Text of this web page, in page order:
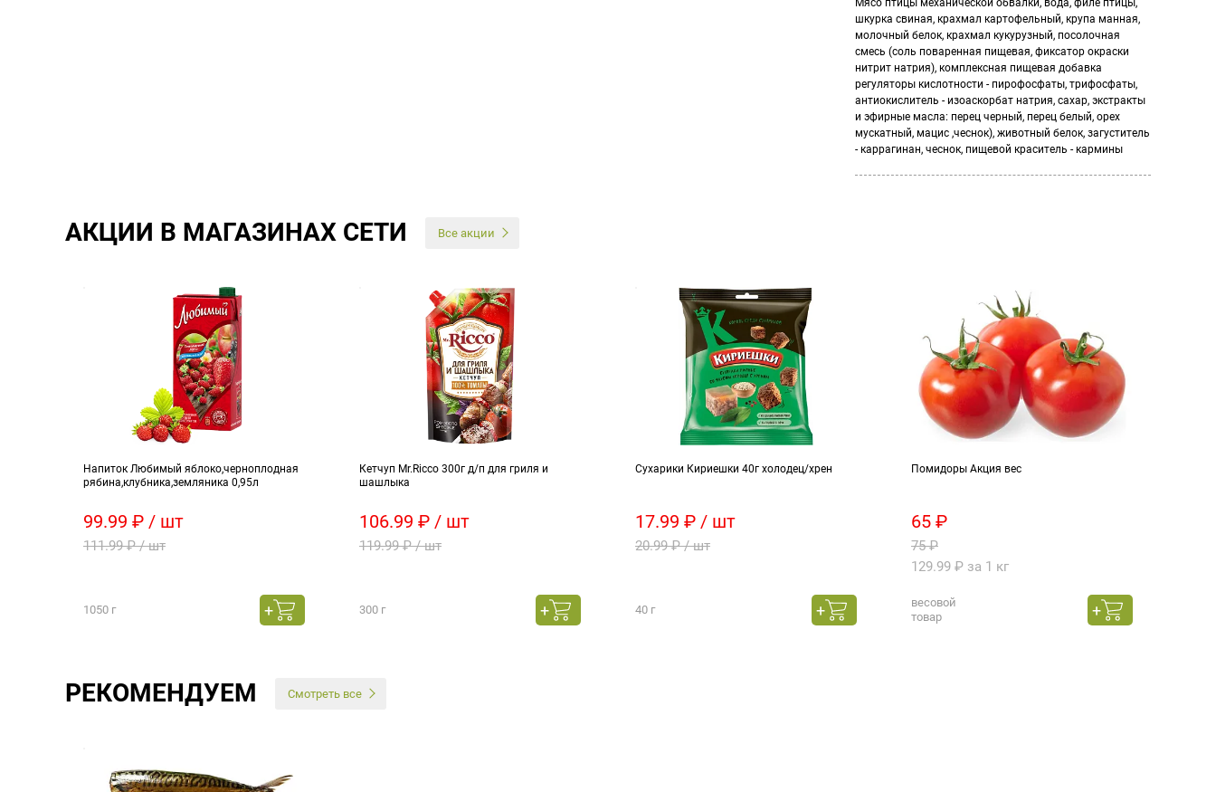
Мясо птицы механической обвалки, вода, филе птицы,
шкурка свиная, крахмал картофельный, крупа манная,
молочный белок, крахмал кукурузный, посолочная
смесь (соль поваренная пищевая, фиксатор окраски
нитрит натрия), комплексная пищевая добавка
регуляторы кислотности - пирофосфаты, трифосфаты,
антиокислитель - изоаскорбат натрия, сахар, экстракты
и эфирные масла: перец черный, перец белый, орех
мускатный, мацис ,чеснок), животный белок, загуститель
- каррагинан, чеснок, пищевой краситель - кармины
АКЦИИ В МАГАЗИНАХ СЕТИ Все акции
Напиток Любимый яблоко,черноплодная
рябина,клубника,земляника 0,95л
99.99 ₽ / шт
111.99 ₽ / шт
1050 г
Кетчуп Mr.Ricco 300г д/п для гриля и
шашлыка
106.99 ₽ / шт
119.99 ₽ / шт
300 г
Сухарики Кириешки 40г холодец/хрен
17.99 ₽ / шт
20.99 ₽ / шт
40 г
Помидоры Акция вес
65 ₽
75 ₽
129.99 ₽ за 1 кг
весовой
товар
РЕКОМЕНДУЕМ Смотреть все